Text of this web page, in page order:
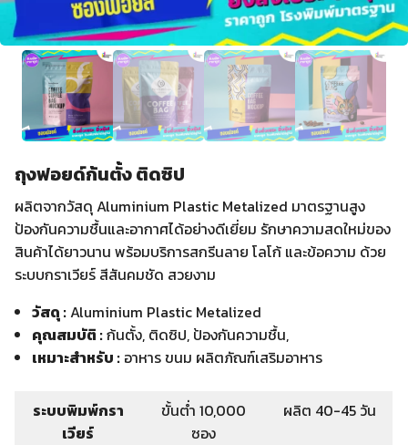
ถุงฟอยด์ก้นตั้ง ติดซิป
ผลิตจากวัสดุ Aluminium Plastic Metalized มาตรฐานสูง
ป้องกันความชื้นและอากาศได้อย่างดีเยี่ยม รักษาความสดใหม่ของ
สินค้าได้ยาวนาน พร้อมบริการสกรีนลาย โลโก้ และข้อความ ด้วย
ระบบกราเวียร์ สีสันคมชัด สวยงาม
วัสดุ :Aluminium Plastic Metalized
คุณสมบัติ :ก้นตั้ง, ติดซิป, ป้องกันความชื้น,
เหมาะสำหรับ : อาหาร ขนม ผลิตภัณฑ์เสริมอาหาร
ระบบพิมพ์กรา
เวียร์
ขั้นต่ำ 10,000
ซอง
ผลิต 40-45 วัน